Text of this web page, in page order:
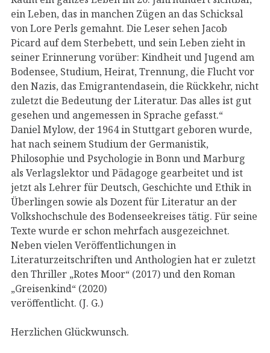
ein Leben, das in manchen Zügen an das Schicksal
von Lore Perls gemahnt. Die Leser sehen Jacob
Picard auf dem Sterbebett, und sein Leben zieht in
seiner Erinnerung vorüber: Kindheit und Jugend am
Bodensee, Studium, Heirat, Trennung, die Flucht vor
den Nazis, das Emigrantendasein, die Rückkehr, nicht
zuletzt die Bedeutung der Literatur. Das alles ist gut
gesehen und angemessen in Sprache gefasst.“
Daniel Mylow, der 1964 in Stuttgart geboren wurde,
hat nach seinem Studium der Germanistik,
Philosophie und Psychologie in Bonn und Marburg
als Verlagslektor und Pädagoge gearbeitet und ist
jetzt als Lehrer für Deutsch, Geschichte und Ethik in
Überlingen sowie als Dozent für Literatur an der
Volkshochschule des Bodenseekreises tätig. Für seine
Texte wurde er schon mehrfach ausgezeichnet.
Neben vielen Veröffentlichungen in
Literaturzeitschriften und Anthologien hat er zuletzt
den Thriller „Rotes Moor“ (2017) und den Roman
„Greisenkind“ (2020)
veröffentlicht. (J. G.)
Herzlichen Glückwunsch.